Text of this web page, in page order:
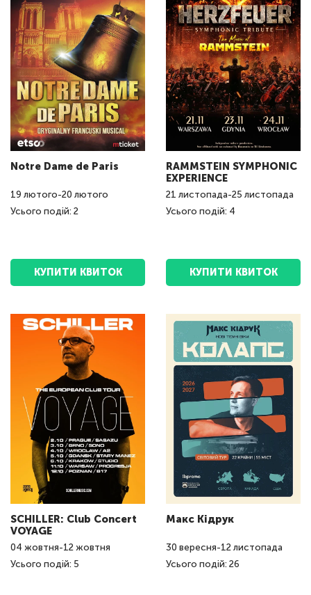
Notre Dame de Paris
19 лютого-20 лютого
Усього подій: 2
КУПИТИ КВИТОК
RAMMSTEIN SYMPHONIC
EXPERIENCE
21 листопада-25 листопада
Усього подій: 4
КУПИТИ КВИТОК
SCHILLER: Club Concert
VOYAGE
04 жовтня-12жовтня
Усього подій: 5
Макс Кідрук
30 вересня-12листопада
Усього подій: 26